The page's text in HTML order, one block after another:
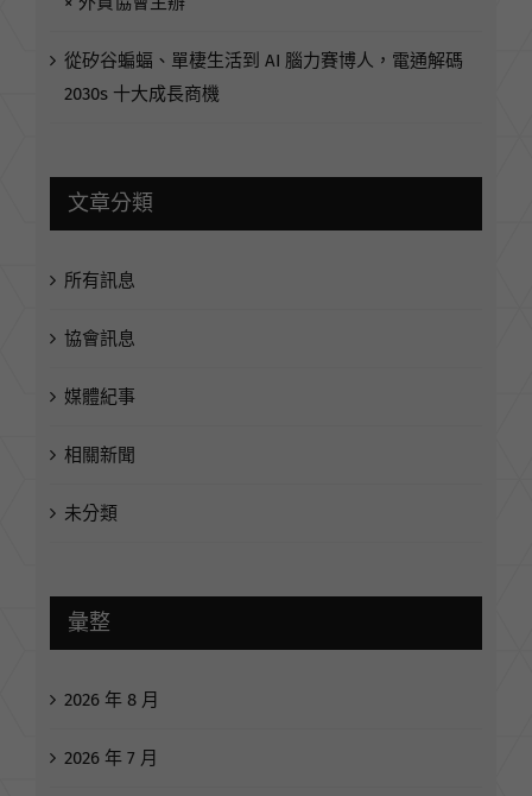
從矽谷蝙蝠、單棲生活到 AI 腦力賽博人，電通解碼
2030s 十大成長商機
文章分類
所有訊息
協會訊息
媒體紀事
相關新聞
未分類
彙整
2026 年 8 月
2026 年 7 月